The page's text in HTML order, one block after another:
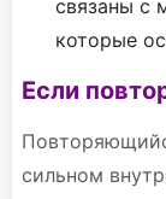
связаны с
которые
Если
сильном